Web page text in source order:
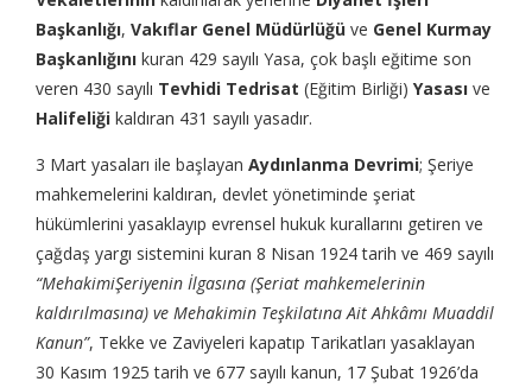
Başkanlığı, Vakıflar Genel Müdürlüğü ve Genel Kurmay
Başkanlığını kuran 429 sayılı Yasa, çok başlı eğitime son
veren 430 sayılı Tevhidi Tedrisat (Eğitim Birliği) Yasası ve
Halifeliği kaldıran 431 sayılı yasadır.
3 Mart yasaları ile başlayan Aydınlanma Devrimi; Şeriye
mahkemelerini kaldıran, devlet yönetiminde şeriat
hükümlerini yasaklayıp evrensel hukuk kurallarını getiren ve
çağdaş yargı sistemini kuran 8 Nisan 1924 tarih ve 469 sayılı
“MehakimiŞeriyenin İlgasına (Şeriat mahkemelerinin
kaldırılmasına) ve Mehakimin Teşkilatına Ait Ahkâmı Muaddil
Kanun”, Tekke ve Zaviyeleri kapatıp Tarikatları yasaklayan
30 Kasım 1925 tarih ve 677 sayılı kanun, 17 Şubat 1926’da